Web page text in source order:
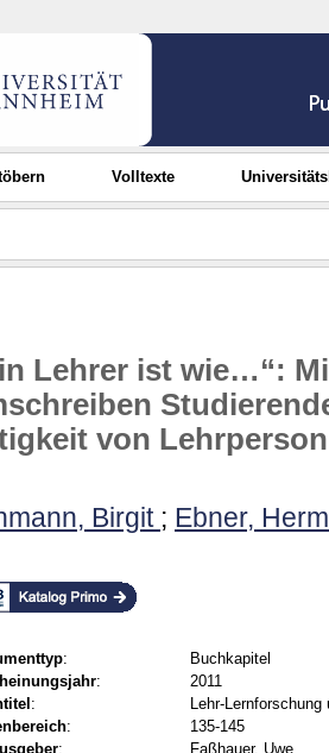
Volltexte
Lehrer ist wie…“:
von
Birgit ; Ebner,
:
Buchkapitel
:
2011
:
Lehr-
:
135-145
:
Faßhauer, Uwe